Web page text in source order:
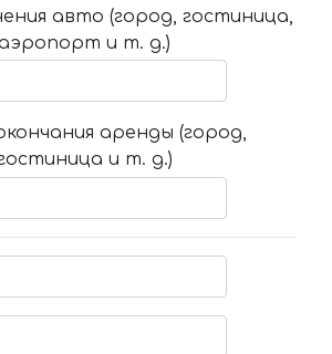
авто (город, гостиница,
и т. д.)
аренды (город,
и т. д.)